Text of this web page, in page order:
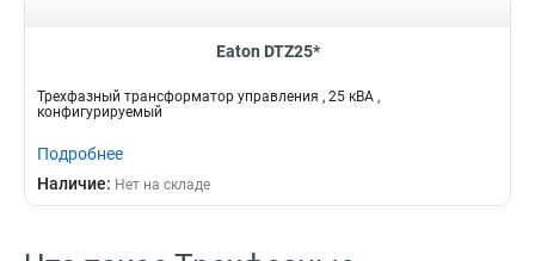
Eaton DTZ25*
Трехфазный трансформатор управления , 25 кВА ,
конфигурируемый
Подробнее
Наличие: Нет на складе